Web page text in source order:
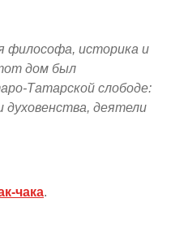
философа, историка и
дом был
Татарской слободе:
духовенства, деятели
чака.